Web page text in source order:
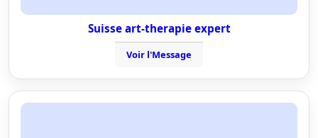
Suisse art-therapie expert
Voir l'Message